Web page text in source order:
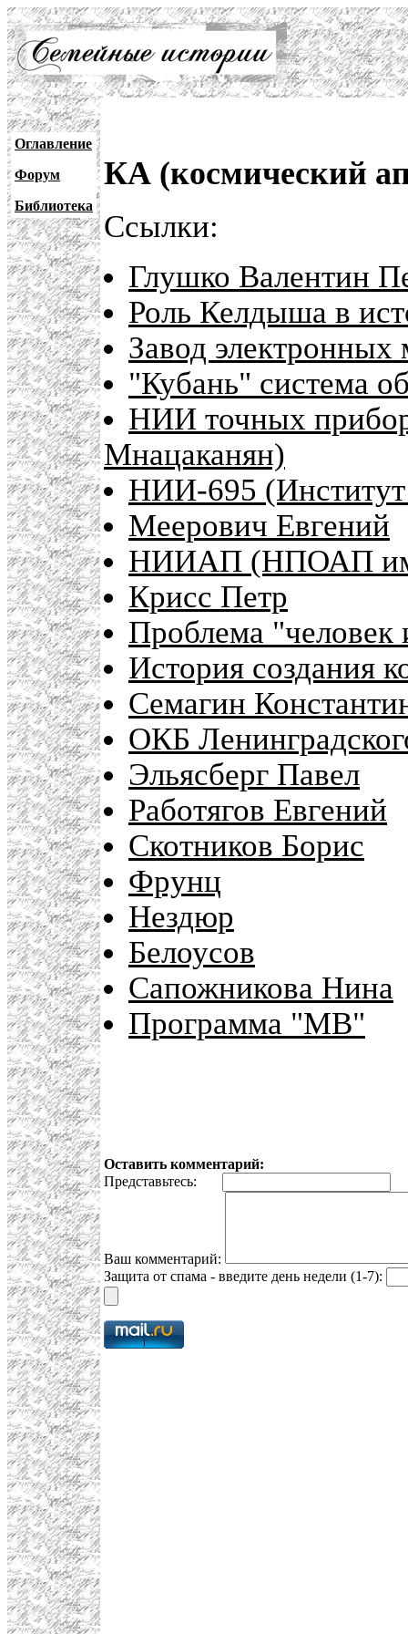
Оглавление
Форум
Библиотека
КА (космический
Ссылки:
Глушко Валентин
Роль Келдыша в
Завод
"Кубань" система
НИИ точных
Мнацаканян)
НИИ-695 (Институт
Меерович Евгений
НИИАП (НПОАП
Крисс Петр
Проблема "человек
История создания
Семагин
ОКБ
Эльясберг Павел
Работягов Евгений
Скотников Борис
Фрунц
Нездюр
Белоусов
Сапожникова Нина
Программа "MB"
Оставить комментарий:
Представьтесь:
Ваш комментарий:
Защита от спама - введите день недели (1-7):